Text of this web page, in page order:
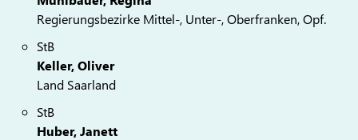
Regierungsbezirke Mittel-, Unter-, Oberfranken, Opf.
StB
Keller, Oliver
Land Saarland
StB
Huber, Janett